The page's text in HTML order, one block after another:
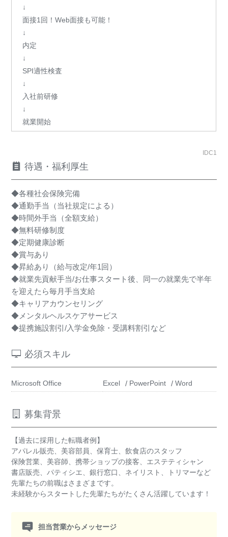
↓
面接1回！Web面接も可能！
↓
内定
↓
SPI適性検査
↓
入社前研修
↓
就業開始
IDC1
待遇・福利厚生
◆各種社会保険完備
◆通勤手当（当社規定による）
◆時間外手当（全額支給）
◆無料研修制度
◆定期健康診断
◆賞与あり
◆昇給あり（給与改定/年1回）
◆就業先貢献手当/お仕事スタート後、同一の就業先で半年
を迎えたら毎月手当支給
◆キャリアカウンセリング
◆メンタルヘルスケアサービス
◆提携施設割引/入学金免除・受講料割引など
必須スキル
Microsoft Office Excel PowerPoint Word
募集背景
【過去に採用した転職者例】
アパレル販売、美容部員、保育士、飲食店のスタッフ
保険営業、美容師、携帯ショップの接客、エステティシャン
書店販売、パティシエ、銀行窓口、ネイリスト、トリマーなど
先輩たちの前職はさまざまです。
未経験からスタートした先輩たちがたくさん活躍しています！
担当営業からメッセージ